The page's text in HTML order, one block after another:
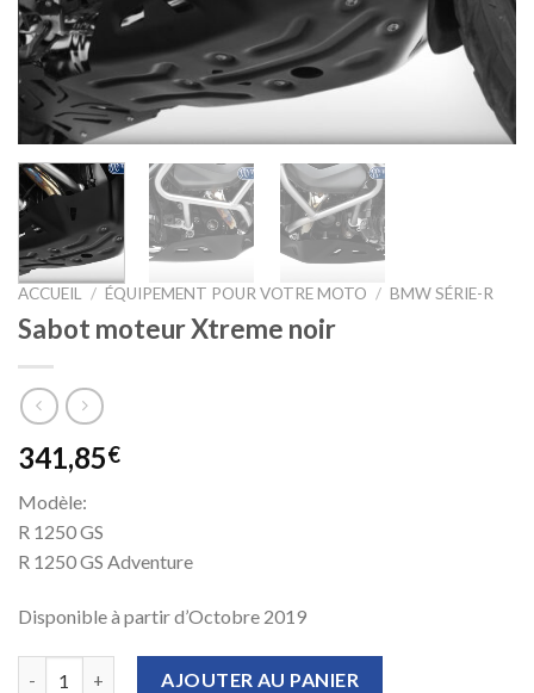
ACCUEIL / ÉQUIPEMENT POUR VOTRE MOTO / BMW SÉRIE-R
Sabot moteur Xtreme noir
341,85€
Modèle:
R 1250 GS
R 1250 GS Adventure
Disponible à partir d’Octobre 2019
AJOUTER AU PANIER